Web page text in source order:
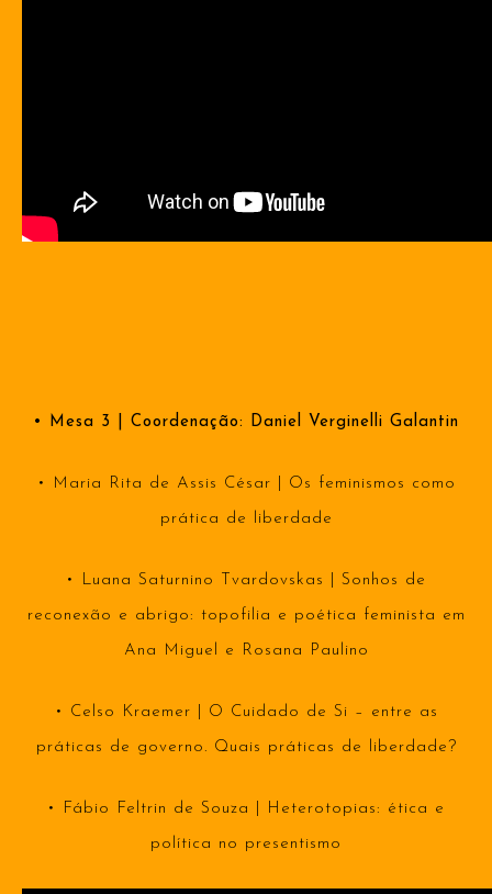
• Mesa 3 | Coordenação: Daniel Verginelli Galantin
• Maria Rita de Assis César | Os feminismos como
prática de liberdade
• Luana Saturnino Tvardovskas | Sonhos de
reconexão e abrigo: topofilia e poética feminista em
Ana Miguel e Rosana Paulino
• Celso Kraemer | O Cuidado de Si – entre as
práticas de governo. Quais práticas de liberdade?
• Fábio Feltrin de Souza | Heterotopias: ética e
política no presentismo